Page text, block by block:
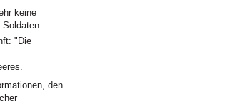
keine
Soldaten
"Die
den